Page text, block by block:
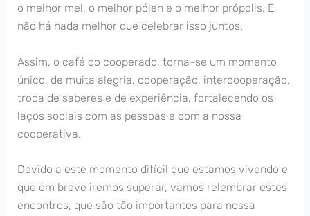
o melhor mel, o melhor pólen e o melhor própolis. E
não há nada melhor que celebrar isso juntos.
Assim, o café do cooperado, torna-se um momento
único, de muita alegria, cooperação, intercooperação,
troca de saberes e de experiência, fortalecendo os
laços sociais com as pessoas e com a nossa
cooperativa.
Devido a este momento difícil que estamos vivendo e
que em breve iremos superar, vamos relembrar estes
encontros, que são tão importantes para nossa